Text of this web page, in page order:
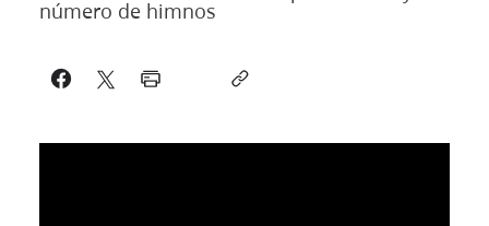
número de himnos